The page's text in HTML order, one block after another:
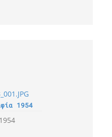
1954